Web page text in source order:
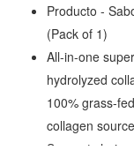
Producto -
(Pack of 1)
All-in-one
hydrolyzed
100% grass-
collagen
Supports hair,